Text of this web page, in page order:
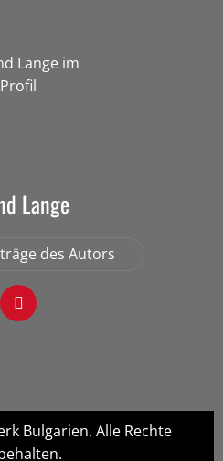
Lange
des Autors
Bulgarien. Alle Rechte